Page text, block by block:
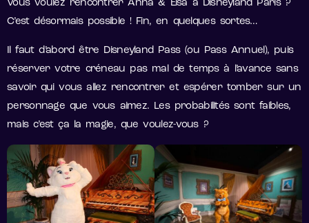
Vous voulez rencontrer Anna & Elsa à Disneyland Paris ?
C’est désormais possible ! Fin, en quelques sortes…
Il faut d’abord être Disneyland Pass (ou Pass Annuel), puis
réserver votre créneau pas mal de temps à l’avance sans
savoir qui vous allez rencontrer et espérer tomber sur un
personnage que vous aimez. Les probabilités sont faibles,
mais c’est ça la magie, que voulez-vous ?